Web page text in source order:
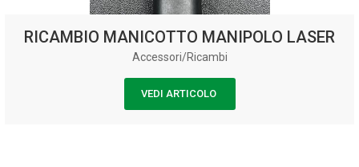
RICAMBIO MANICOTTO MANIPOLO LASER
Accessori/Ricambi
VEDI ARTICOLO